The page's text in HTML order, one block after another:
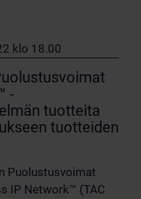
klo 18.00
-
tuotteita
tuotteiden
Puolustusvoimat
IP Network™ (TAC